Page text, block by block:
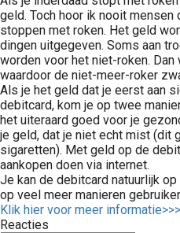
geld. Toch hoor ik nooit mensen
stoppen met roken. Het geld
dingen uitgegeven. Soms aan
worden voor het niet-roken.
waardoor de niet-meer-roker
Als je het geld dat je eerst aan
debitcard, kom je op twee
het uiteraard goed voor je
je geld, dat je niet echt mist (dit
sigaretten). Met geld op de
aankopen doen via internet.
Je kan de debitcard natuurlijk
op veel meer manieren
Klik hier voor meer informatie>>>
Reacties